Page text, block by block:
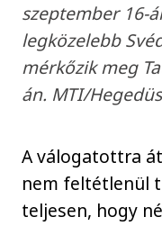
szeptember 16-
legközelebb
mérkőzik meg
án. MTI/
A válogatottra
nem feltétlenül
teljesen, hogy